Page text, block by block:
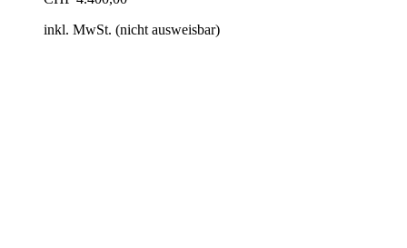
inkl. MwSt. (nicht ausweisbar)